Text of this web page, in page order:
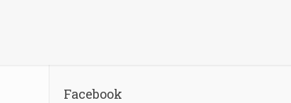
Facebook